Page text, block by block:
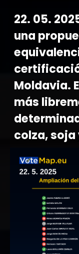
22. 05.
una
Moldavia.
más
colza,